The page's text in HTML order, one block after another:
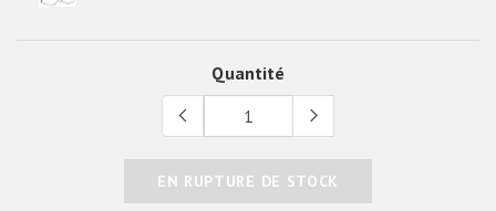
Quantité
EN RUPTURE DE STOCK